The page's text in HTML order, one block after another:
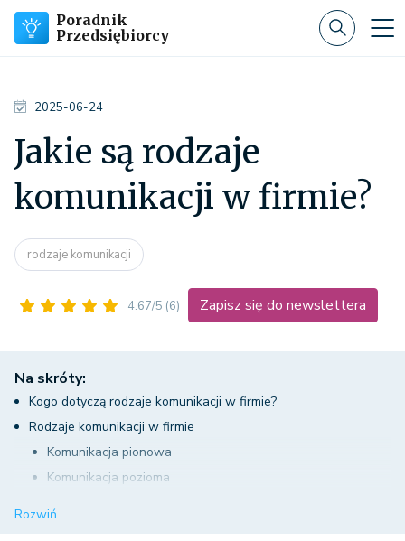
Poradnik
Przedsiębiorcy
2025-06-24
Jakie są rodzaje
komunikacji w firmie?
rodzaje komunikacji
4.67/5 (6) Zapisz się do newslettera
Na skróty:
Kogo dotyczą rodzaje komunikacji w firmie?
Rodzaje komunikacji w firmie
Komunikacja pionowa
Komunikacja pozioma
Rozwiń